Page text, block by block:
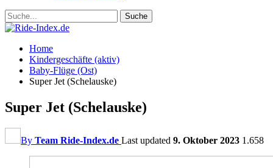
Home
Kindergeschäfte (aktiv)
Baby-Flüge (Ost)
Super Jet (Schelauske)
Super Jet (Schelauske)
By Team Ride-Index.de Last updated 9. Oktober 2023 1.658